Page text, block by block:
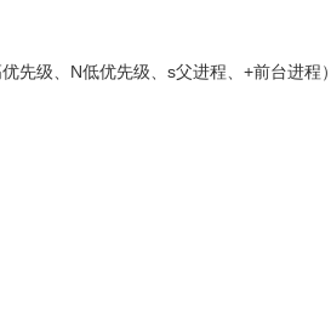
级、N低优先级、s父进程、+前台进程）